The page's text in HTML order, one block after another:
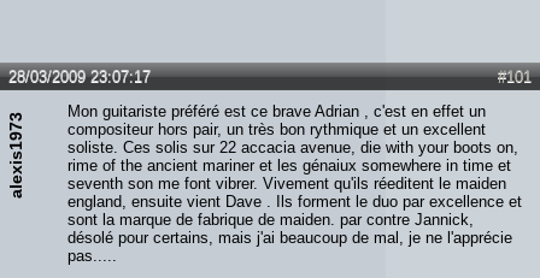
#101
28/03/2009 23:07:17
alexis1973
Mon guitariste préféré est ce brave Adrian , c'est en effet un
compositeur hors pair, un très bon rythmique et un excellent
soliste. Ces solis sur 22 accacia avenue, die with your boots on,
rime of the ancient mariner et les génaiux somewhere in time et
seventh son me font vibrer. Vivement qu'ils réeditent le maiden
england, ensuite vient Dave . Ils forment le duo par excellence et
sont la marque de fabrique de maiden. par contre Jannick,
désolé pour certains, mais j'ai beaucoup de mal, je ne l'apprécie
pas.....